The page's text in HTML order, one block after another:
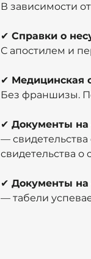
В зависимости
✔ Справки о
С апостилем и
✔ Медицинская
Без франшизы.
✔ Документы
—
свидетельства о
✔ Документы на
— табели